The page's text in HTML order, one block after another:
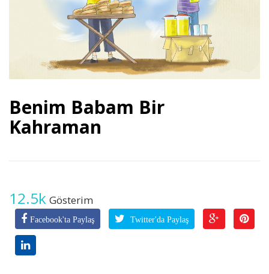
Benim Babam Bir
Kahraman
12.5k Gösterim
Facebook'ta Paylaş Twitter'da Paylaş